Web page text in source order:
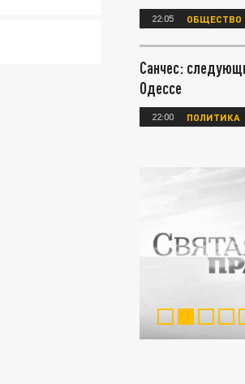
22:05 ОБЩЕСТВО
Санчес:
Одессе
22:00 ПОЛИТИКА